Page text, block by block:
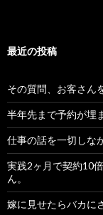
最近の投稿
その質問、お客さん
半年先まで予約が埋
仕事の話を一切しな
実践2ヶ月で契約10
ん。
嫁に見せたらバカに